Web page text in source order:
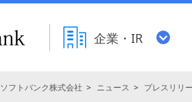
企業・IR
ソフトバンク株式会社 ニュース プレスリリ